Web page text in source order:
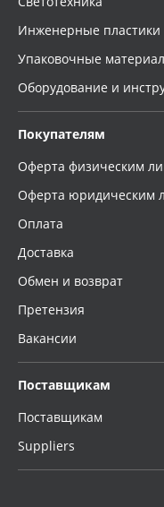
Инженерные пластики
Упаковочные
Оборудование и
Покупателям
Оферта физическим
Оферта юридическим
Оплата
Доставка
Обмен и возврат
Претензия
Вакансии
Поставщикам
Поставщикам
Suppliers